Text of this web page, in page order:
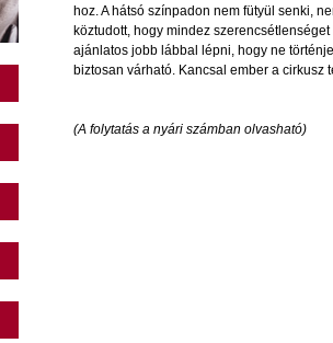
hoz. A hátsó színpadon nem fütyül senki,
köztudott, hogy mindez
ajánlatos jobb lábbal lépni, hogy ne
biztosan várható. Kancsal ember a
(A folytatás a nyári számban olvasható)